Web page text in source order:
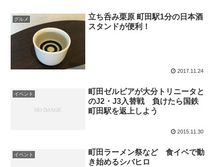
グルメ
立ち呑み栗原 町田駅1分の日本酒
スタンドが便利！
2017.11.24
イベント
町田ゼルビアが大分トリニータと
のJ2・J3入替戦 負けたら国鉄
町田駅を返上しよう
2015.11.30
イベント
町田ラーメン祭など 食イベで動
き始めるシバヒロ